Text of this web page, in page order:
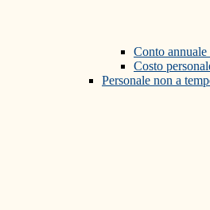
Conto annuale
Costo
Personale non a